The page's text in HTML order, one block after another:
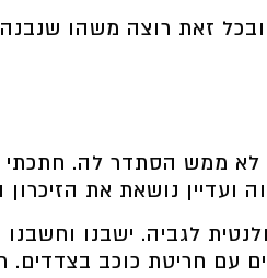
זאת רוצה משהו
ממש הסתדר לה.
נושאת את הזיכרון
לגביה. ישבנו
עם חריטת כוכב